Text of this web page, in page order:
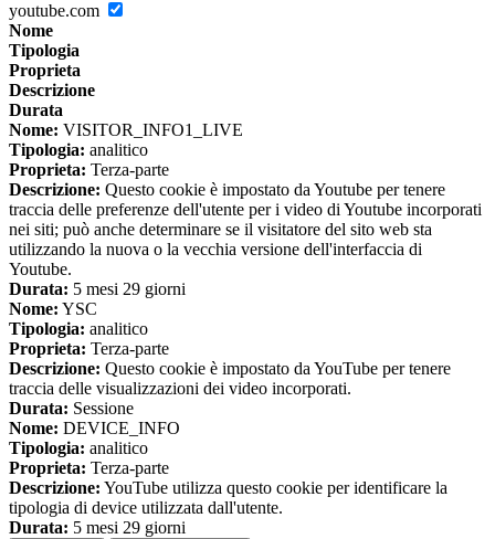
youtube.com
Nome
Tipologia
Proprieta
Descrizione
Durata
Nome: VISITOR_INFO1_LIVE
Tipologia: analitico
Proprieta: Terza-parte
Descrizione: Questo cookie è impostato da Youtube per tenere
traccia delle preferenze dell'utente per i video di Youtube incorporati
nei siti; può anche determinare se il visitatore del sito web sta
utilizzando la nuova o la vecchia versione dell'interfaccia di
Youtube.
Durata: 5 mesi 29 giorni
Nome: YSC
Tipologia: analitico
Proprieta: Terza-parte
Descrizione: Questo cookie è impostato da YouTube per tenere
traccia delle visualizzazioni dei video incorporati.
Durata: Sessione
Nome: DEVICE_INFO
Tipologia: analitico
Proprieta: Terza-parte
Descrizione: YouTube utilizza questo cookie per identificare la
tipologia di device utilizzata dall'utente.
Durata: 5 mesi 29 giorni